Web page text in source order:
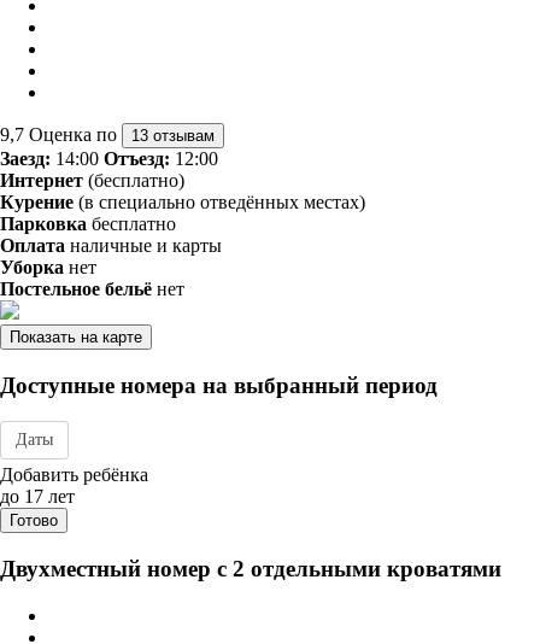
9,7 Оценка по 13 отзывам
Заезд: 14:00 Отъезд: 12:00
Интернет (бесплатно)
Курение (в специально отведённых местах)
Парковка бесплатно
Оплата наличные и карты
Уборка нет
Постельное бельё нет
Показать на карте
Доступные номера на выбранный период
Даты
Дата заезда - отъезда
Добавить ребёнка
до 17 лет
Готово
Двухместный номер с 2 отдельными кроватями